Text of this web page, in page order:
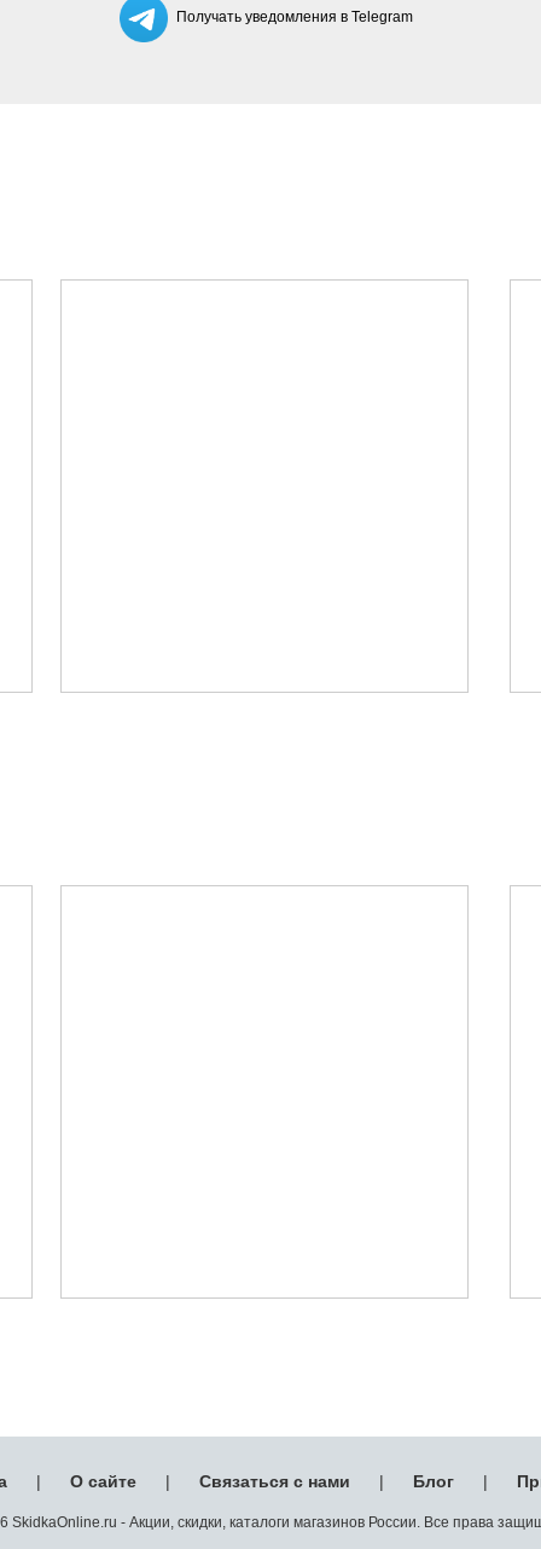
Получать уведомления в Telegram
| О сайте | Связаться с нами | Блог |
SkidkaOnline.ru - Акции, скидки, каталоги магазинов России. Все права